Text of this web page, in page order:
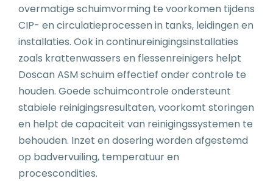
overmatige schuimvorming te voorkomen tijdens
CIP- en circulatieprocessen in tanks, leidingen en
installaties. Ook in continureinigingsinstallaties
zoals krattenwassers en flessenreinigers helpt
Doscan ASM schuim effectief onder controle te
houden. Goede schuimcontrole ondersteunt
stabiele reinigingsresultaten, voorkomt storingen
en helpt de capaciteit van reinigingssystemen te
behouden. Inzet en dosering worden afgestemd
op badvervuiling, temperatuur en
procescondities.